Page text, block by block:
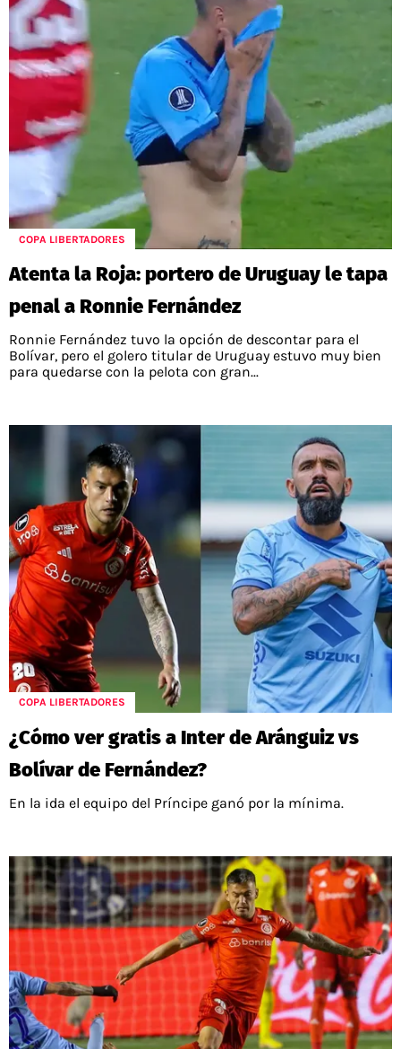
COPA LIBERTADORES
Atenta la Roja: portero de Uruguay le tapa
penal a Ronnie Fernández
Ronnie Fernández tuvo la opción de descontar para el
Bolívar, pero el golero titular de Uruguay estuvo muy bien
para quedarse con la pelota con gran...
COPA LIBERTADORES
¿Cómo ver gratis a Inter de Aránguiz vs
Bolívar de Fernández?
En la ida el equipo del Príncipe ganó por la mínima.